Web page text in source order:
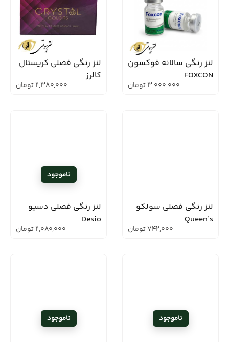
لنز رنگی سالانه فوکسون
FOXCON
3,000,000تومان
لنز رنگی فصلی کریستال
کالرز
2,380,000تومان
لنز رنگی فصلی سولکو
Queen’s
742,000تومان
لنز رنگی فصلی دسیو
Desio
2,080,000تومان